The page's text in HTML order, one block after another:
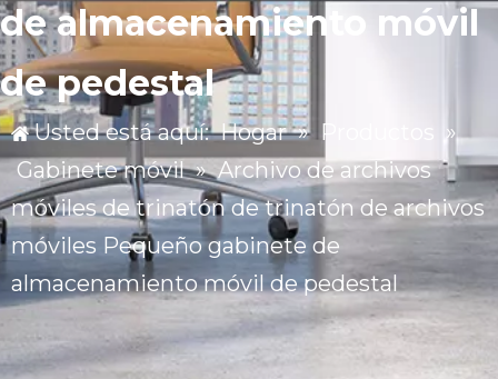
de almacenamiento móvil
de pedestal
Usted está aquí: Hogar » Productos »
Gabinete móvil » Archivo de archivos
móviles de trinatón de trinatón de archivos
móviles Pequeño gabinete de
almacenamiento móvil de pedestal